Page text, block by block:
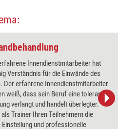
Innendienstmitarbeiter hat
Verständnis für die Einwände des
Der erfahrene Innendienstmitarbeiter
weiß, dass sein Beruf eine tolerante
verlangt und handelt überlegter.
als Trainer Ihren Teilnehmern die
Einstellung und professionelle